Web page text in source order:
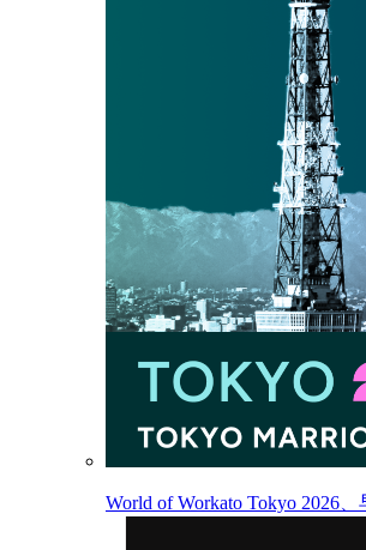
World of Workato Tokyo 2026